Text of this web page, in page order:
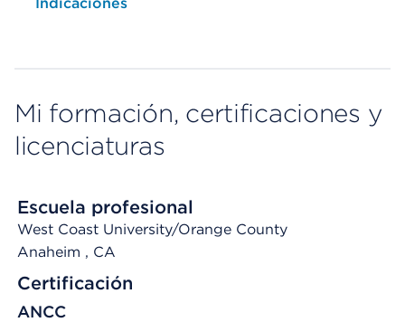
Mi formación, certificaciones y
licenciaturas
Escuela profesional
West Coast University/Orange County
Anaheim , CA
Certificación
ANCC